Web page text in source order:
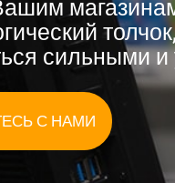
сильными
С НАМИ